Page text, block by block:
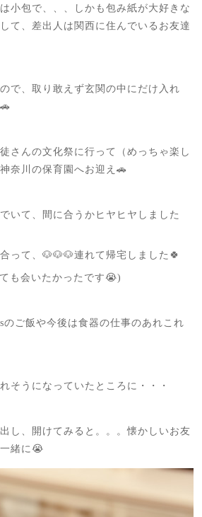
小包で、、、しかも包み紙が大好きな
て、差出人は関西に住んでいるお友達
で、取り敢えず玄関の中にだけ入れ
さんの文化祭に行って（めっちゃ楽し
奈川の保育園へお迎え🚗
いて、間に合うかヒヤヒヤしました
って、🐶🐶🐶連れて帰宅しました🍀
も会いたかったです😭)
のご飯や今後は食器の仕事のあれこれ
そうになっていたところに・・・
し、開けてみると。。。懐かしいお友
緒に😭